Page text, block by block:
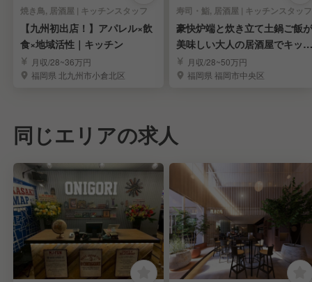
焼き鳥, 居酒屋 | キッチンスタッフ
【九州初出店！】アパレル×飲
食×地域活性｜キッチン
月収/28~36万円
福岡県 北九州市小倉北区
寿司・鮨, 居酒屋 | キッチンスタッフ
豪快炉端と炊き立て土鍋ご飯が
美味しい大人の居酒屋でキッチ
ンスタッフ
月収/28~50万円
福岡県 福岡市中央区
同じエリアの求人